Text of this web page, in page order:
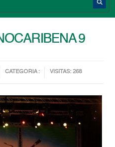
9
CATEGORIA : VISITAS: 268